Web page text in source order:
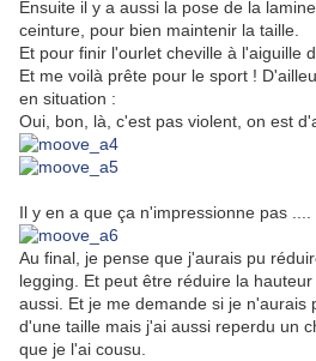
Ensuite il y a aussi la pose de la
ceinture, pour bien maintenir la taille.
Et pour finir l'ourlet cheville à l'aiguille
Et me voilà prête pour le sport !
en situation :
Oui, bon, là, c'est pas violent, on est
Il y en a que ça n'impressionne pas ....
Au final, je pense que j'aurais pu
legging. Et peut être réduire la
aussi. Et je me demande si je n'aurais
d'une taille mais j'ai aussi reperdu un
que je l'ai cousu.